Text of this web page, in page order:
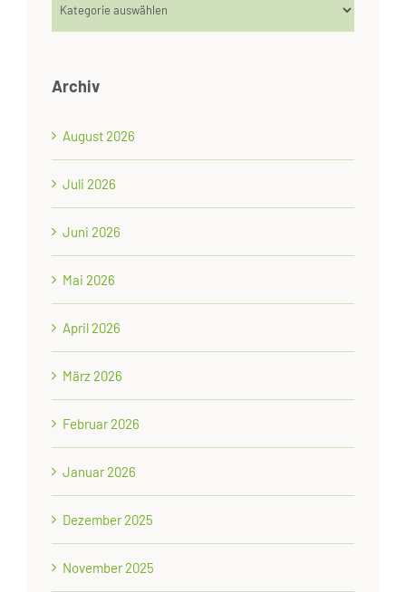
Archiv
August 2026
Juli 2026
Juni 2026
Mai 2026
April 2026
März 2026
Februar 2026
Januar 2026
Dezember 2025
November 2025